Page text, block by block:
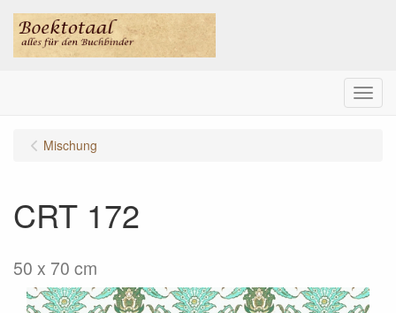
Menu
Mischung
CRT 172
50 x 70 cm